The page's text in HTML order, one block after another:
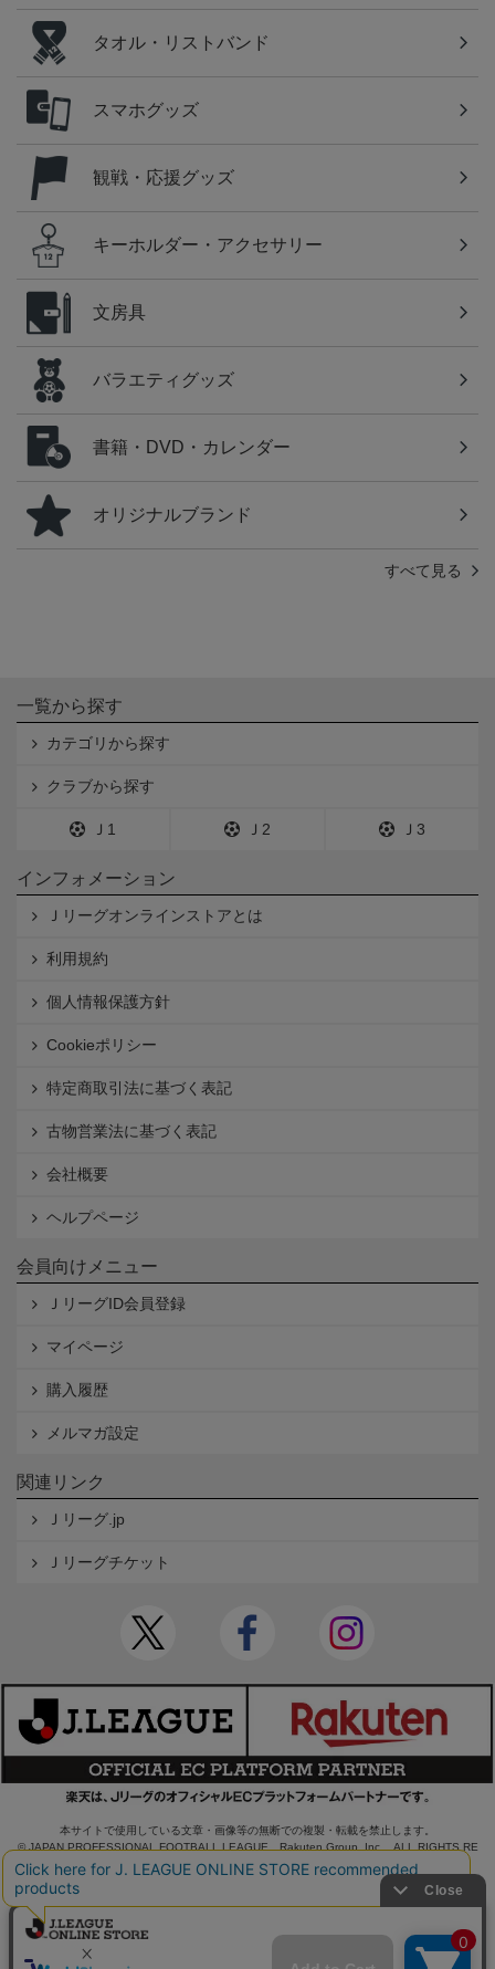
タオル・リストバンド
スマホグッズ
観戦・応援グッズ
キーホルダー・アクセサリー
文房具
バラエティグッズ
書籍・DVD・カレンダー
オリジナルブランド
すべて見る
一覧から探す
カテゴリから探す
クラブから探す
Ｊ1 Ｊ2 Ｊ3
インフォメーション
Ｊリーグオンラインストアとは
利用規約
個人情報保護方針
Cookieポリシー
特定商取引法に基づく表記
古物営業法に基づく表記
会社概要
ヘルプページ
会員向けメニュー
ＪリーグID会員登録
マイページ
購入履歴
メルマガ設定
関連リンク
Ｊリーグ.jp
Ｊリーグチケット
本サイトで使用している文章・画像等の無断での複製・転載を禁止します。
© JAPAN PROFESSIONAL FOOTBALL LEAGUE Rakuten Group, Inc. ALL RIGHTS RE
SERVED.